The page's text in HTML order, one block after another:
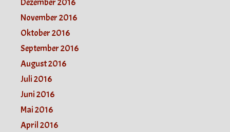
Dezember 2016
November 2016
Oktober 2016
September 2016
August 2016
Juli 2016
Juni 2016
Mai 2016
April 2016